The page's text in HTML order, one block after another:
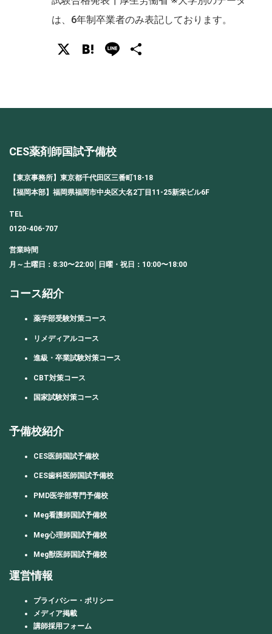
は、6年制卒業者のみ表記しております。
X Hatena
Line
CES薬剤師国試予備校
【東京事務所】東京都千代田区三番町18-18
【福岡本部】福岡県福岡市中央区大名2丁目11-25新栄ビル6F
TEL
0120-406-707
営業時間
月～土曜日：8:30〜22:00│日曜・祝日：10:00〜18:00
コース紹介
薬学部受験対策コース
リメディアルコース
進級・卒業試験対策コース
CBT対策コース
国家試験対策コース
予備校紹介
CES医師国試予備校
CES歯科医師国試予備校
PMD医学部専門予備校
Meg看護師国試予備校
Meg心理師国試予備校
Meg獣医師国試予備校
運営情報
プライバシー・ポリシー
メディア掲載
講師採用フォーム